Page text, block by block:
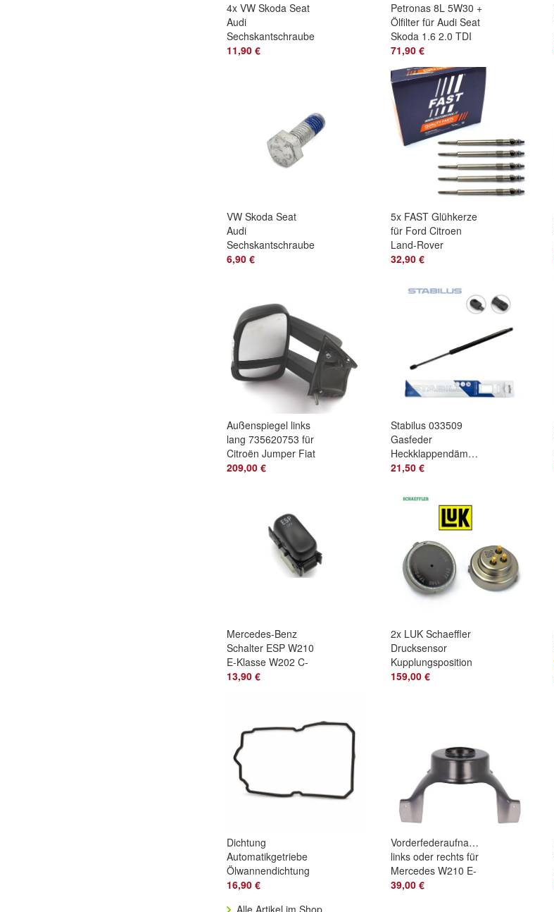
4x VW Skoda Seat
Audi
Sechskantschraube
Bremse Bremssattel
11,90 €
Petronas 8L 5W30 +
Ölfilter für Audi Seat
Skoda 1.6 2.0 TDI
MAN TGE VW
Crafter
71,90 €
VW Skoda Seat
Audi
Sechskantschraube
Bremse Bremssattel
6,90 €
5x FAST Glühkerze
für Ford Citroen
Land-Rover
Peugeot TDCi
32,90 €
Außenspiegel links
lang 735620753 für
Citroën Jumper Fiat
Ducato Peugeot
209,00 €
Stabilus 033509
Gasfeder
Heckklappendämpfer
für Mercedes C / E
21,50 €
Mercedes-Benz
Schalter ESP W210
E-Klasse W202 C-
Klasse W208 CLK
13,90 €
2x LUK Schaeffler
Drucksensor
Kupplungsposition
für Mercedes 9G-
159,00 €
Dichtung
Automatikgetriebe
Ölwannendichtung
für Mercedes 722.9
16,90 €
Vorderfederaufnahme
links oder rechts für
Mercedes W210 E-
Klasse
39,00 €
Alle Artikel im Shop